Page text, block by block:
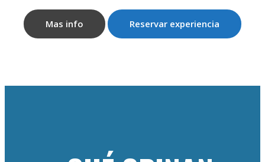
Mas info Reservar experiencia